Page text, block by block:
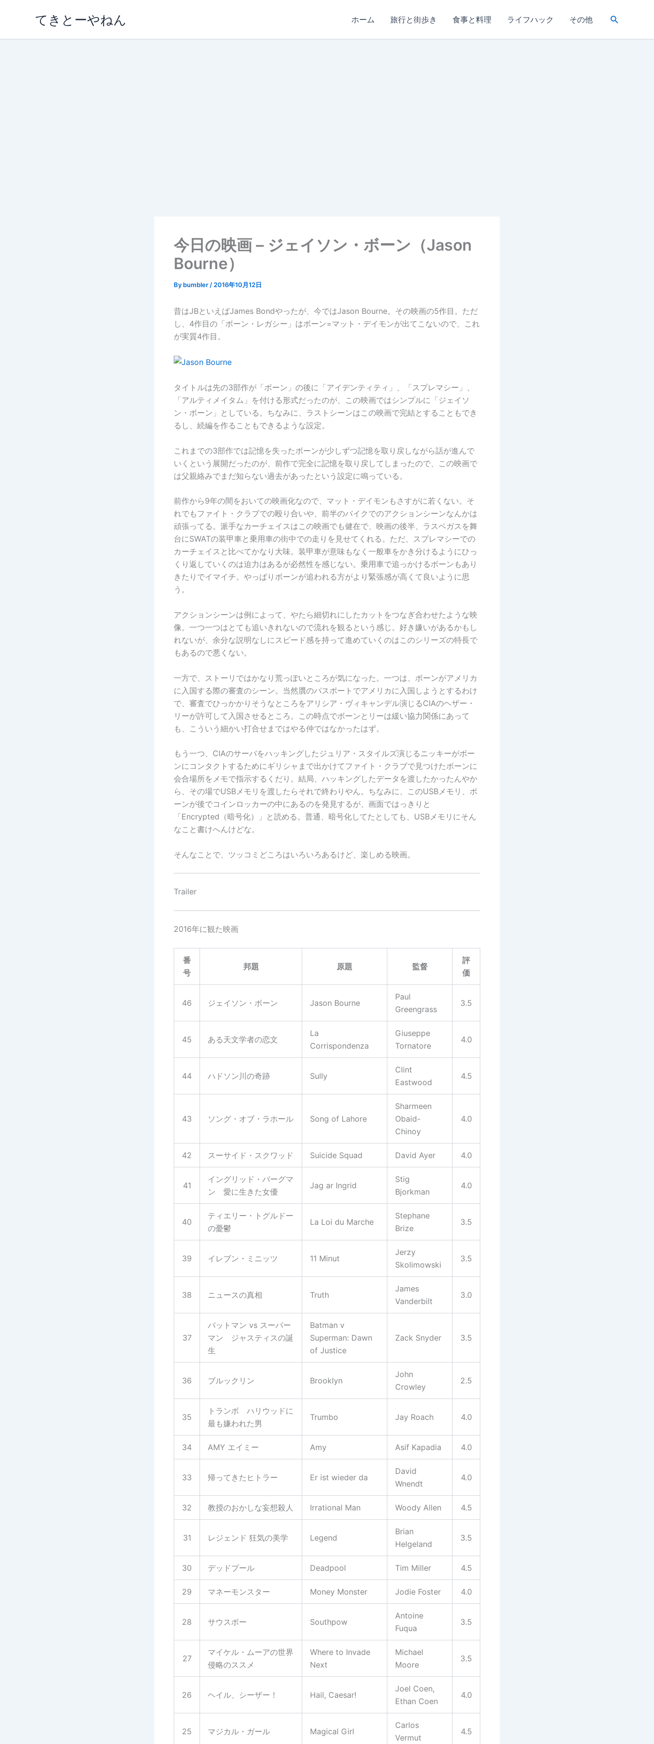
てきとーやねん ホーム 旅行と街歩き 食事と料理 ライフハック その他
検
今日の映画 – ジェイソン・ボーン（Jason
Bourne）
By bumbler / 2016年10月12日
昔はJBといえばJames Bondやったが、今ではJason Bourne。その映画の5作目。ただ
し、4作目の「ボーン・レガシー」はボーン=マット・デイモンが出てこないので、これ
が実質4作目。
タイトルは先の3部作が「ボーン」の後に「アイデンティティ」、「スプレマシー」、
「アルティメイタム」を付ける形式だったのが、この映画ではシンプルに「ジェイソ
ン・ボーン」としている。ちなみに、ラストシーンはこの映画で完結とすることもでき
るし、続編を作ることもできるような設定。
これまでの3部作では記憶を失ったボーンが少しずつ記憶を取り戻しながら話が進んで
いくという展開だったのが、前作で完全に記憶を取り戻してしまったので、この映画で
は父親絡みでまだ知らない過去があったという設定に鳴っている。
前作から9年の間をおいての映画化なので、マット・デイモンもさすがに若くない。そ
れでもファイト・クラブでの殴り合いや、前半のバイクでのアクションシーンなんかは
頑張ってる。派手なカーチェイスはこの映画でも健在で、映画の後半、ラスベガスを舞
台にSWATの装甲車と乗用車の街中での走りを見せてくれる。ただ、スプレマシーでの
カーチェイスと比べてかなり大味。装甲車が意味もなく一般車をかき分けるようにひっ
くり返していくのは迫力はあるが必然性を感じない。乗用車で追っかけるボーンもあり
きたりでイマイチ。やっぱりボーンが追われる方がより緊張感が高くて良いように思
う。
アクションシーンは例によって、やたら細切れにしたカットをつなぎ合わせたような映
像。一つ一つはとても追いきれないので流れを観るという感じ。好き嫌いがあるかもし
れないが、余分な説明なしにスピード感を持って進めていくのはこのシリーズの特長で
もあるので悪くない。
一方で、ストーリではかなり荒っぽいところが気になった。一つは、ボーンがアメリカ
に入国する際の審査のシーン。当然贋のパスポートでアメリカに入国しようとするわけ
で、審査でひっかかりそうなところをアリシア・ヴィキャンデル演じるCIAのヘザー・
リーが許可して入国させるところ。この時点でボーンとリーは緩い協力関係にあって
も、こういう細かい打合せまではやる仲ではなかったはず。
もう一つ、CIAのサーバをハッキングしたジュリア・スタイルズ演じるニッキーがボー
ンにコンタクトするためにギリシャまで出かけてファイト・クラブで見つけたボーンに
会合場所をメモで指示するくだり。結局、ハッキングしたデータを渡したかったんやか
ら、その場でUSBメモリを渡したらそれで終わりやん。ちなみに、このUSBメモリ、ボ
ーンが後でコインロッカーの中にあるのを発見するが、画面ではっきりと
「Encrypted（暗号化）」と読める。普通、暗号化してたとしても、USBメモリにそん
なこと書けへんけどな。
そんなことで、ツッコミどころはいろいろあるけど、楽しめる映画。
Trailer
2016年に観た映画
番
号
邦題 原題 監督
評
価
46 ジェイソン・ボーン Jason Bourne
Paul
Greengrass
3.5
45 ある天文学者の恋文
La
Corrispondenza
Giuseppe
Tornatore
4.0
44 ハドソン川の奇跡 Sully
Clint
Eastwood
4.5
43 ソング・オブ・ラホール Song of Lahore
Sharmeen
Obaid-
Chinoy
4.0
42 スーサイド・スクワッド Suicide Squad David Ayer 4.0
41
イングリッド・バーグマ
ン 愛に生きた女優
Jag ar Ingrid
Stig
Bjorkman
4.0
40
ティエリー・トグルドー
の憂鬱
La Loi du Marche
Stephane
Brize
3.5
39 イレブン・ミニッツ 11 Minut
Jerzy
Skolimowski
3.5
38 ニュースの真相 Truth
James
Vanderbilt
3.0
37
バットマン vs スーパー
マン ジャスティスの誕
生
Batman v
Superman: Dawn
of Justice
Zack Snyder 3.5
36 ブルックリン Brooklyn
John
Crowley
2.5
35
トランボ ハリウッドに
最も嫌われた男
Trumbo Jay Roach 4.0
34 AMY エイミー Amy Asif Kapadia 4.0
33 帰ってきたヒトラー Er ist wieder da
David
Wnendt
4.0
32 教授のおかしな妄想殺人 Irrational Man Woody Allen 4.5
31 レジェンド 狂気の美学 Legend
Brian
Helgeland
3.5
30 デッドプール Deadpool Tim Miller 4.5
29 マネーモンスター Money Monster Jodie Foster 4.0
28 サウスポー Southpow
Antoine
Fuqua
3.5
27
マイケル・ムーアの世界
侵略のススメ
Where to Invade
Next
Michael
Moore
3.5
26 ヘイル、シーザー！ Hail, Caesar!
Joel Coen,
Ethan Coen
4.0
25 マジカル・ガール Magical Girl
Carlos
Vermut
4.5